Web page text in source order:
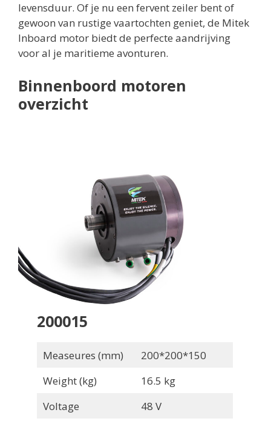
levensduur. Of je nu een fervent zeiler bent of
gewoon van rustige vaartochten geniet, de Mitek
Inboard motor biedt de perfecte aandrijving
voor al je maritieme avonturen.
Binnenboord motoren
overzicht
200015
Measeures (mm)
200*200*150
Weight (kg)
16.5 kg
Voltage
48 V